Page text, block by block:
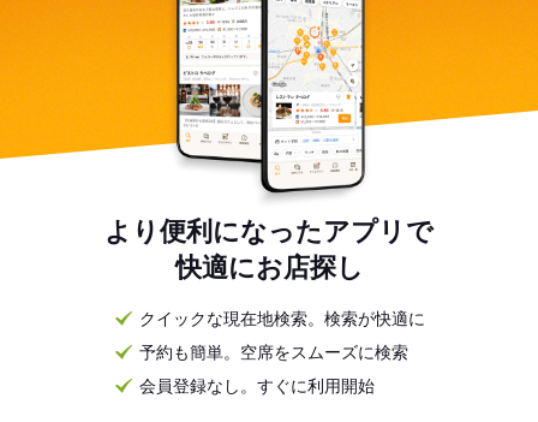
より便利になったアプリで
快適にお店探し
クイックな現在地検索。検索が快適に
予約も簡単。空席をスムーズに検索
会員登録なし。すぐに利用開始